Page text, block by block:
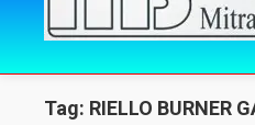
Tag: RIELLO BURNER